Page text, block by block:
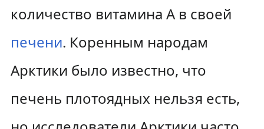
количество витамина А в своей
печени. Коренным народам
Арктики было известно, что
печень плотоядных нельзя есть,